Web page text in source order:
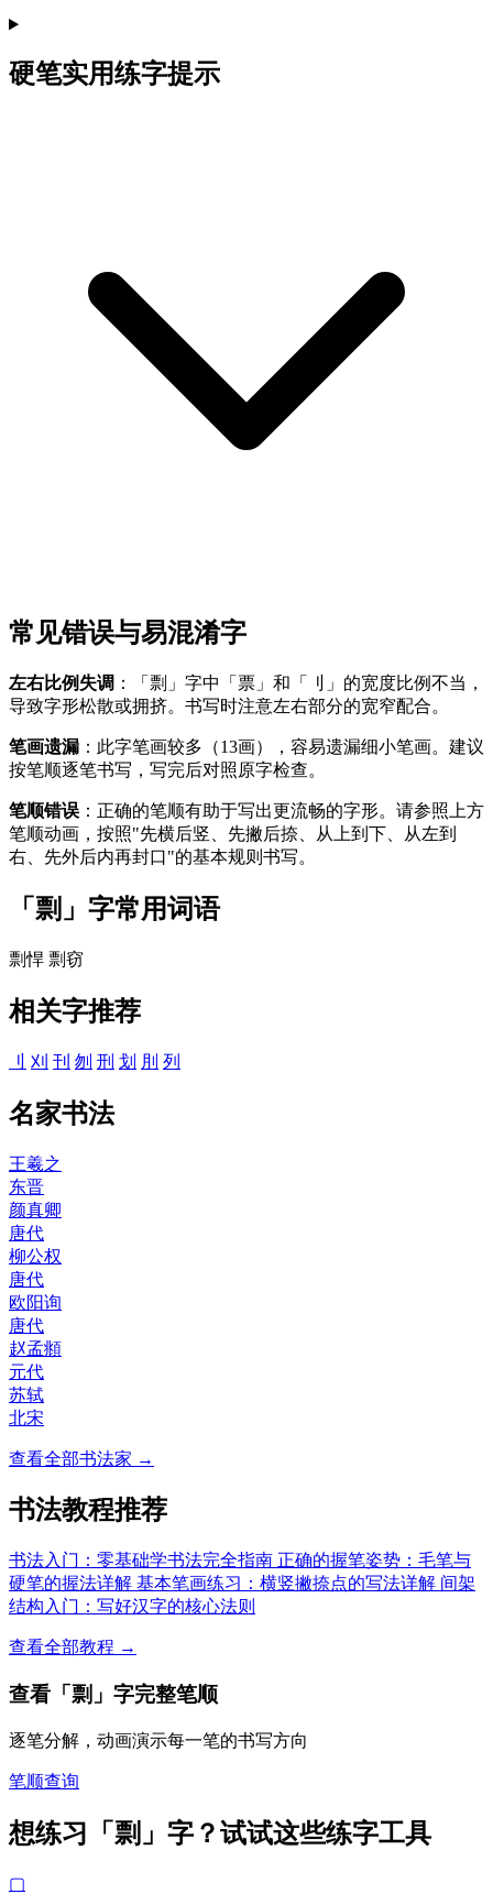
硬笔实用练字提示
常见错误与易混淆字
左右比例失调 ：「剽」字中「票」和「刂」的宽度比例不当，
导致字形松散或拥挤。书写时注意左右部分的宽窄配合。
笔画遗漏 ：此字笔画较多（13画），容易遗漏细小笔画。建议
按笔顺逐笔书写，写完后对照原字检查。
笔顺错误 ：正确的笔顺有助于写出更流畅的字形。请参照上方
笔顺动画，按照"先横后竖、先撇后捺、从上到下、从左到
右、先外后内再封口"的基本规则书写。
「剽」字常用词语
剽悍 剽窃
相关字推荐
刂 刈 刊 刎 刑 划 刖 列
名家书法
王羲之
东晋
颜真卿
唐代
柳公权
唐代
欧阳询
唐代
赵孟頫
元代
苏轼
北宋
查看全部书法家 →
书法教程推荐
书法入门：零基础学书法完全指南 正确的握笔姿势：毛笔与
硬笔的握法详解 基本笔画练习：横竖撇捺点的写法详解 间架
结构入门：写好汉字的核心法则
查看全部教程 →
查看「剽」字完整笔顺
逐笔分解，动画演示每一笔的书写方向
笔顺查询
想练习「剽」字？试试这些练字工具
▢